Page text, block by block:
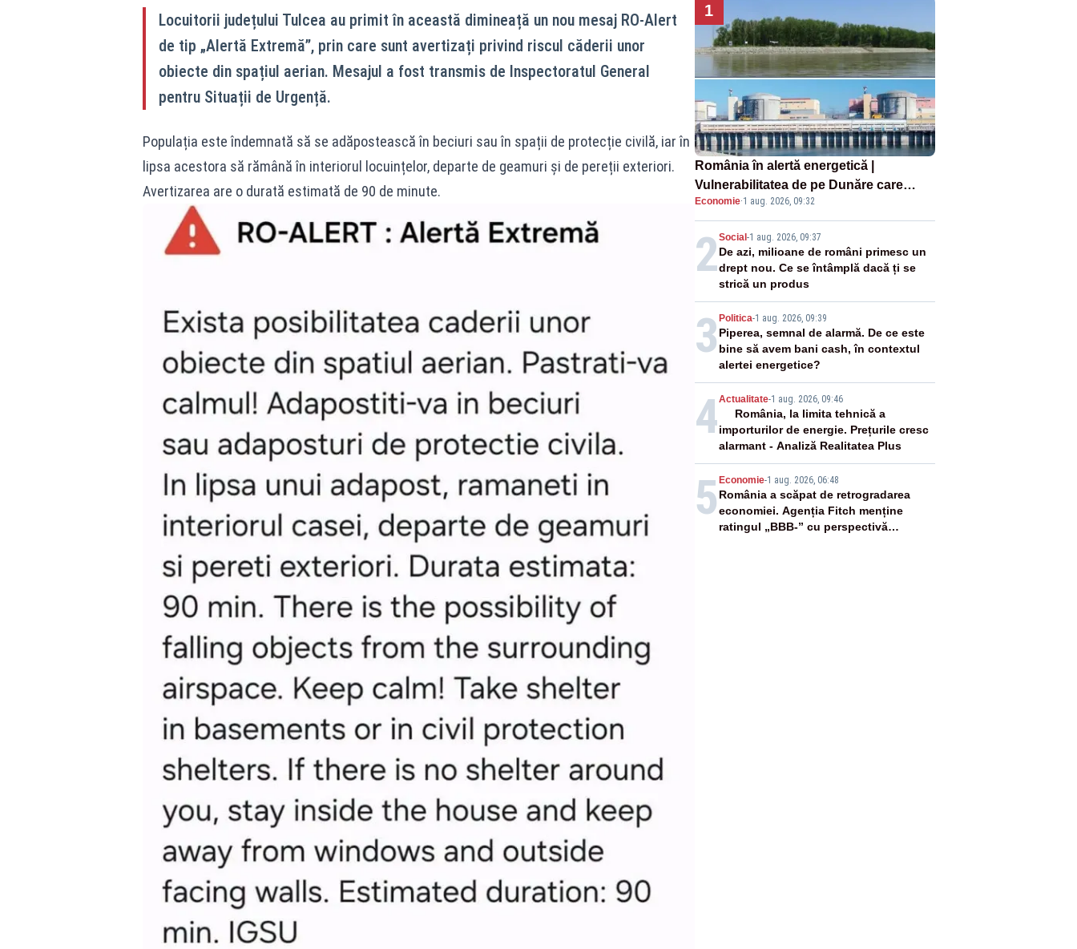
Locuitorii județului Tulcea au primit în această dimineață un nou mesaj RO‑Alert
de tip „Alertă Extremă”, prin care sunt avertizați privind riscul căderii unor
obiecte din spațiul aerian. Mesajul a fost transmis de Inspectoratul General
pentru Situații de Urgență.
Populația este îndemnată să se adăpostească în beciuri sau în spații de protecție civilă, iar în
lipsa acestora să rămână în interiorul locuințelor, departe de geamuri și de pereții exteriori.
Avertizarea are o durată estimată de 90 de minute.
1
România în alertă energetică |
Vulnerabilitatea de pe Dunăre care
pune în pericol Centrala Cernavodă era
cunoscută de pe vremea lui Ceaușescu
Economie·1 aug. 2026, 09:32
2Social -1 aug. 2026, 09:37
De azi, milioane de români primesc un
drept nou. Ce se întâmplă dacă ți se
strică un produs
3 Politica-1 aug. 2026, 09:39
Piperea, semnal de alarmă. De ce este
bine să avem bani cash, în contextul
alertei energetice?
4Actualitate-1 aug. 2026, 09:46
România, la limita tehnică a
importurilor de energie. Prețurile cresc
alarmant - Analiză Realitatea Plus
5 Economie-1 aug. 2026, 06:48
România a scăpat de retrogradarea
economiei. Agenția Fitch menține
ratingul „BBB-” cu perspectivă